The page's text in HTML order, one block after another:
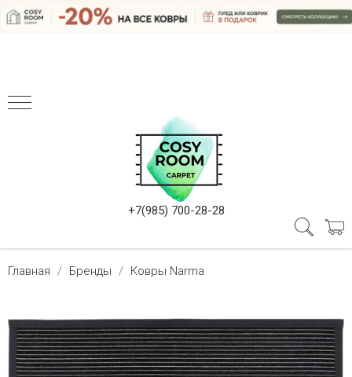
+7(985) 700-28-28
Главная Бренды Ковры Narma